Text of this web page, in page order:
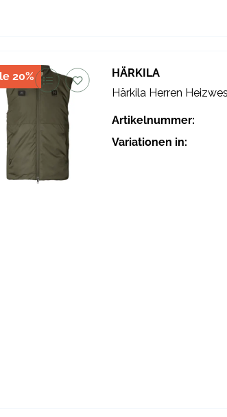
20%
HÄRKILA
Härkila Herren
Artikelnummer:
Variationen in: